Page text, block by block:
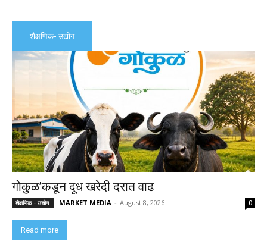
शैक्षणिक- उद्योग
गोकुळ’कडून दूध खरेदी दरात वाढ
शैक्षणिक - उद्योग MARKET MEDIA - August 8, 2026 0
Read more